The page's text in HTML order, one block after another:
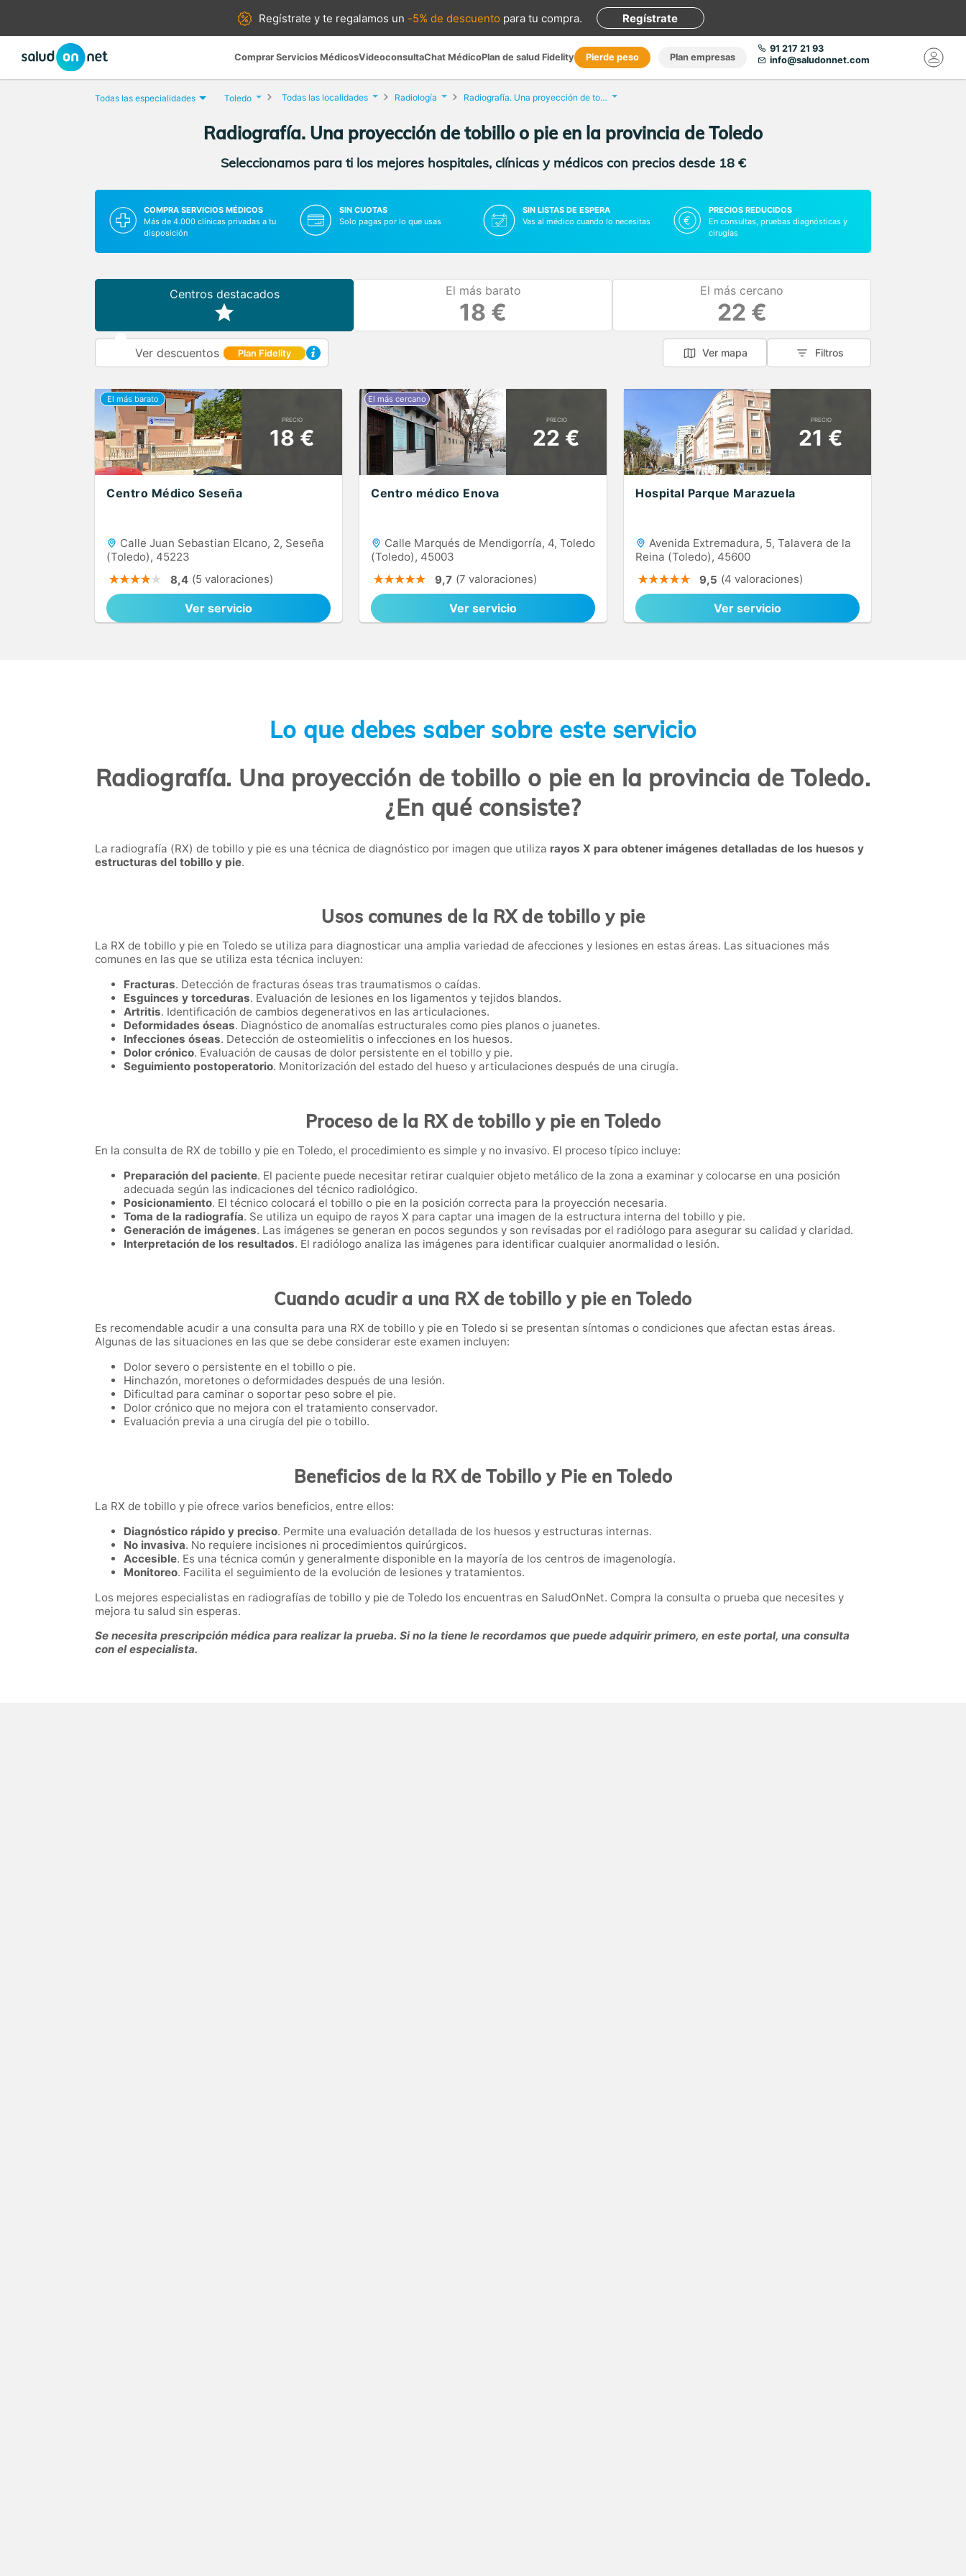
Regístrate yte regalamos un -5% de descuento para tu compra. Regístrate
Comprar Servicios MédicosVideoconsultaChat MédicoPlan de salud Fidelity Pierde peso Plan empresas
91 217 21 93
info@saludonnet.com
Todas las especialidades Toledo Todas las localidades Radiología Radiografía. Una proyección de tobillo o pie
Radiografía. Una proyección de tobillo o pie en la provincia de Toledo
Seleccionamos para ti los mejores hospitales, clínicas y médicos con precios desde 18 €
COMPRA SERVICIOS MÉDICOS
Más de 4.000 clínicas privadas a tu
disposición
SIN CUOTAS
Solo pagas por lo que usas
SIN LISTAS DE ESPERA
Vas al médico cuando lo necesitas
PRECIOS REDUCIDOS
En consultas, pruebas diagnósticas y
cirugías
Centros destacados El más barato
18 €
El más cercano
22 €
Ver descuentos Plan Fidelity Ver mapa Filtros
PRECIO
18 €
Centro Médico Seseña
Calle Juan Sebastian Elcano, 2, Seseña
(Toledo), 45223
8,4 (5 valoraciones)
Ver servicio
PRECIO
22 €
Centro médico Enova
Calle Marqués de Mendigorría, 4, Toledo
(Toledo), 45003
9,7 (7 valoraciones)
Ver servicio
PRECIO
21 €
Hospital Parque Marazuela
Avenida Extremadura, 5, Talavera de la
Reina (Toledo), 45600
9,5 (4 valoraciones)
Ver servicio
Lo que debes saber sobre este servicio
Radiografía. Una proyección de tobillo o pie en la provincia de Toledo.
¿En qué consiste?
La radiografía (RX) de tobillo y pie es una técnica de diagnóstico por imagen que utiliza rayos X para obtener imágenes detalladas de los huesos y
estructuras del tobillo y pie.
Usos comunes de la RX de tobillo y pie
La RX de tobillo y pie en Toledo se utiliza para diagnosticar una amplia variedad de afecciones y lesiones en estas áreas. Las situaciones más
comunes en las que se utiliza esta técnica incluyen:
Fracturas. Detección de fracturas óseas tras traumatismos o caídas.
Esguinces y torceduras. Evaluación de lesiones en los ligamentos y tejidos blandos.
Artritis. Identificación de cambios degenerativos en las articulaciones.
Deformidades óseas. Diagnóstico de anomalías estructurales como pies planos o juanetes.
Infecciones óseas. Detección de osteomielitis o infecciones en los huesos.
Dolor crónico. Evaluación de causas de dolor persistente en el tobillo y pie.
Seguimiento postoperatorio. Monitorización del estado del hueso y articulaciones después de una cirugía.
Proceso de la RX de tobillo y pie en Toledo
En la consulta de RX de tobillo y pie en Toledo, el procedimiento es simple y no invasivo. El proceso típico incluye:
Preparación del paciente. El paciente puede necesitar retirar cualquier objeto metálico de la zona a examinar y colocarse en una posición
adecuada según las indicaciones del técnico radiológico.
Posicionamiento. El técnico colocará el tobillo o pie en la posición correcta para la proyección necesaria.
Toma de la radiografía. Se utiliza un equipo de rayos X para captar una imagen de la estructura interna del tobillo y pie.
Generación de imágenes. Las imágenes se generan en pocos segundos y son revisadas por el radiólogo para asegurar su calidad y claridad.
Interpretación de los resultados. El radiólogo analiza las imágenes para identificar cualquier anormalidad o lesión.
Cuando acudir a una RX de tobillo y pie en Toledo
Es recomendable acudir a una consulta para una RX de tobillo y pie en Toledo si se presentan síntomas o condiciones que afectan estas áreas.
Algunas de las situaciones en las que se debe considerar este examen incluyen:
Dolor severo o persistente en el tobillo o pie.
Hinchazón, moretones o deformidades después de una lesión.
Dificultad para caminar o soportar peso sobre el pie.
Dolor crónico que no mejora con el tratamiento conservador.
Evaluación previa a una cirugía del pie o tobillo.
Beneficios de la RX de Tobillo y Pie en Toledo
La RX de tobillo y pie ofrece varios beneficios, entre ellos:
Diagnóstico rápido y preciso. Permite una evaluación detallada de los huesos y estructuras internas.
No invasiva. No requiere incisiones ni procedimientos quirúrgicos.
Accesible. Es una técnica común y generalmente disponible en la mayoría de los centros de imagenología.
Monitoreo. Facilita el seguimiento de la evolución de lesiones y tratamientos.
Los mejores especialistas en radiografías de tobillo y pie de Toledo los encuentras en SaludOnNet. Compra la consulta o prueba que necesites y
mejora tu salud sin esperas.
Se necesita prescripción médica para realizar la prueba. Si no la tiene le recordamos que puede adquirir primero, en este portal, una consulta
con el especialista.